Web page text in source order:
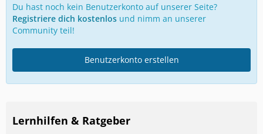
Du hast noch kein Benutzerkonto auf unserer Seite?
Registriere dich kostenlos und nimm an unserer
Community teil!
Benutzerkonto erstellen
Lernhilfen & Ratgeber